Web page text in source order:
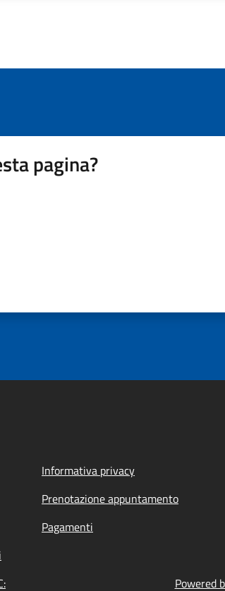
pagina?
Informativa privacy
Prenotazione appuntamento
Pagamenti
Powered